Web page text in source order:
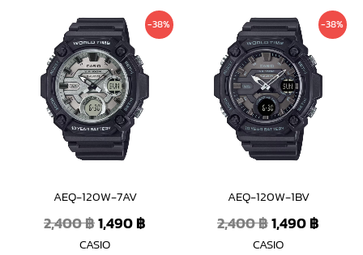
-38%
AEQ-120W-7AV
2,400฿
Original
price
was:
2,400 ฿.
1,490฿
Current
price
1,490 ฿.
CASIO
-38%
AEQ-120W-1BV
2,400฿
Original
price
was:
2,400 ฿.
1,490฿
price
1,490
CASIO